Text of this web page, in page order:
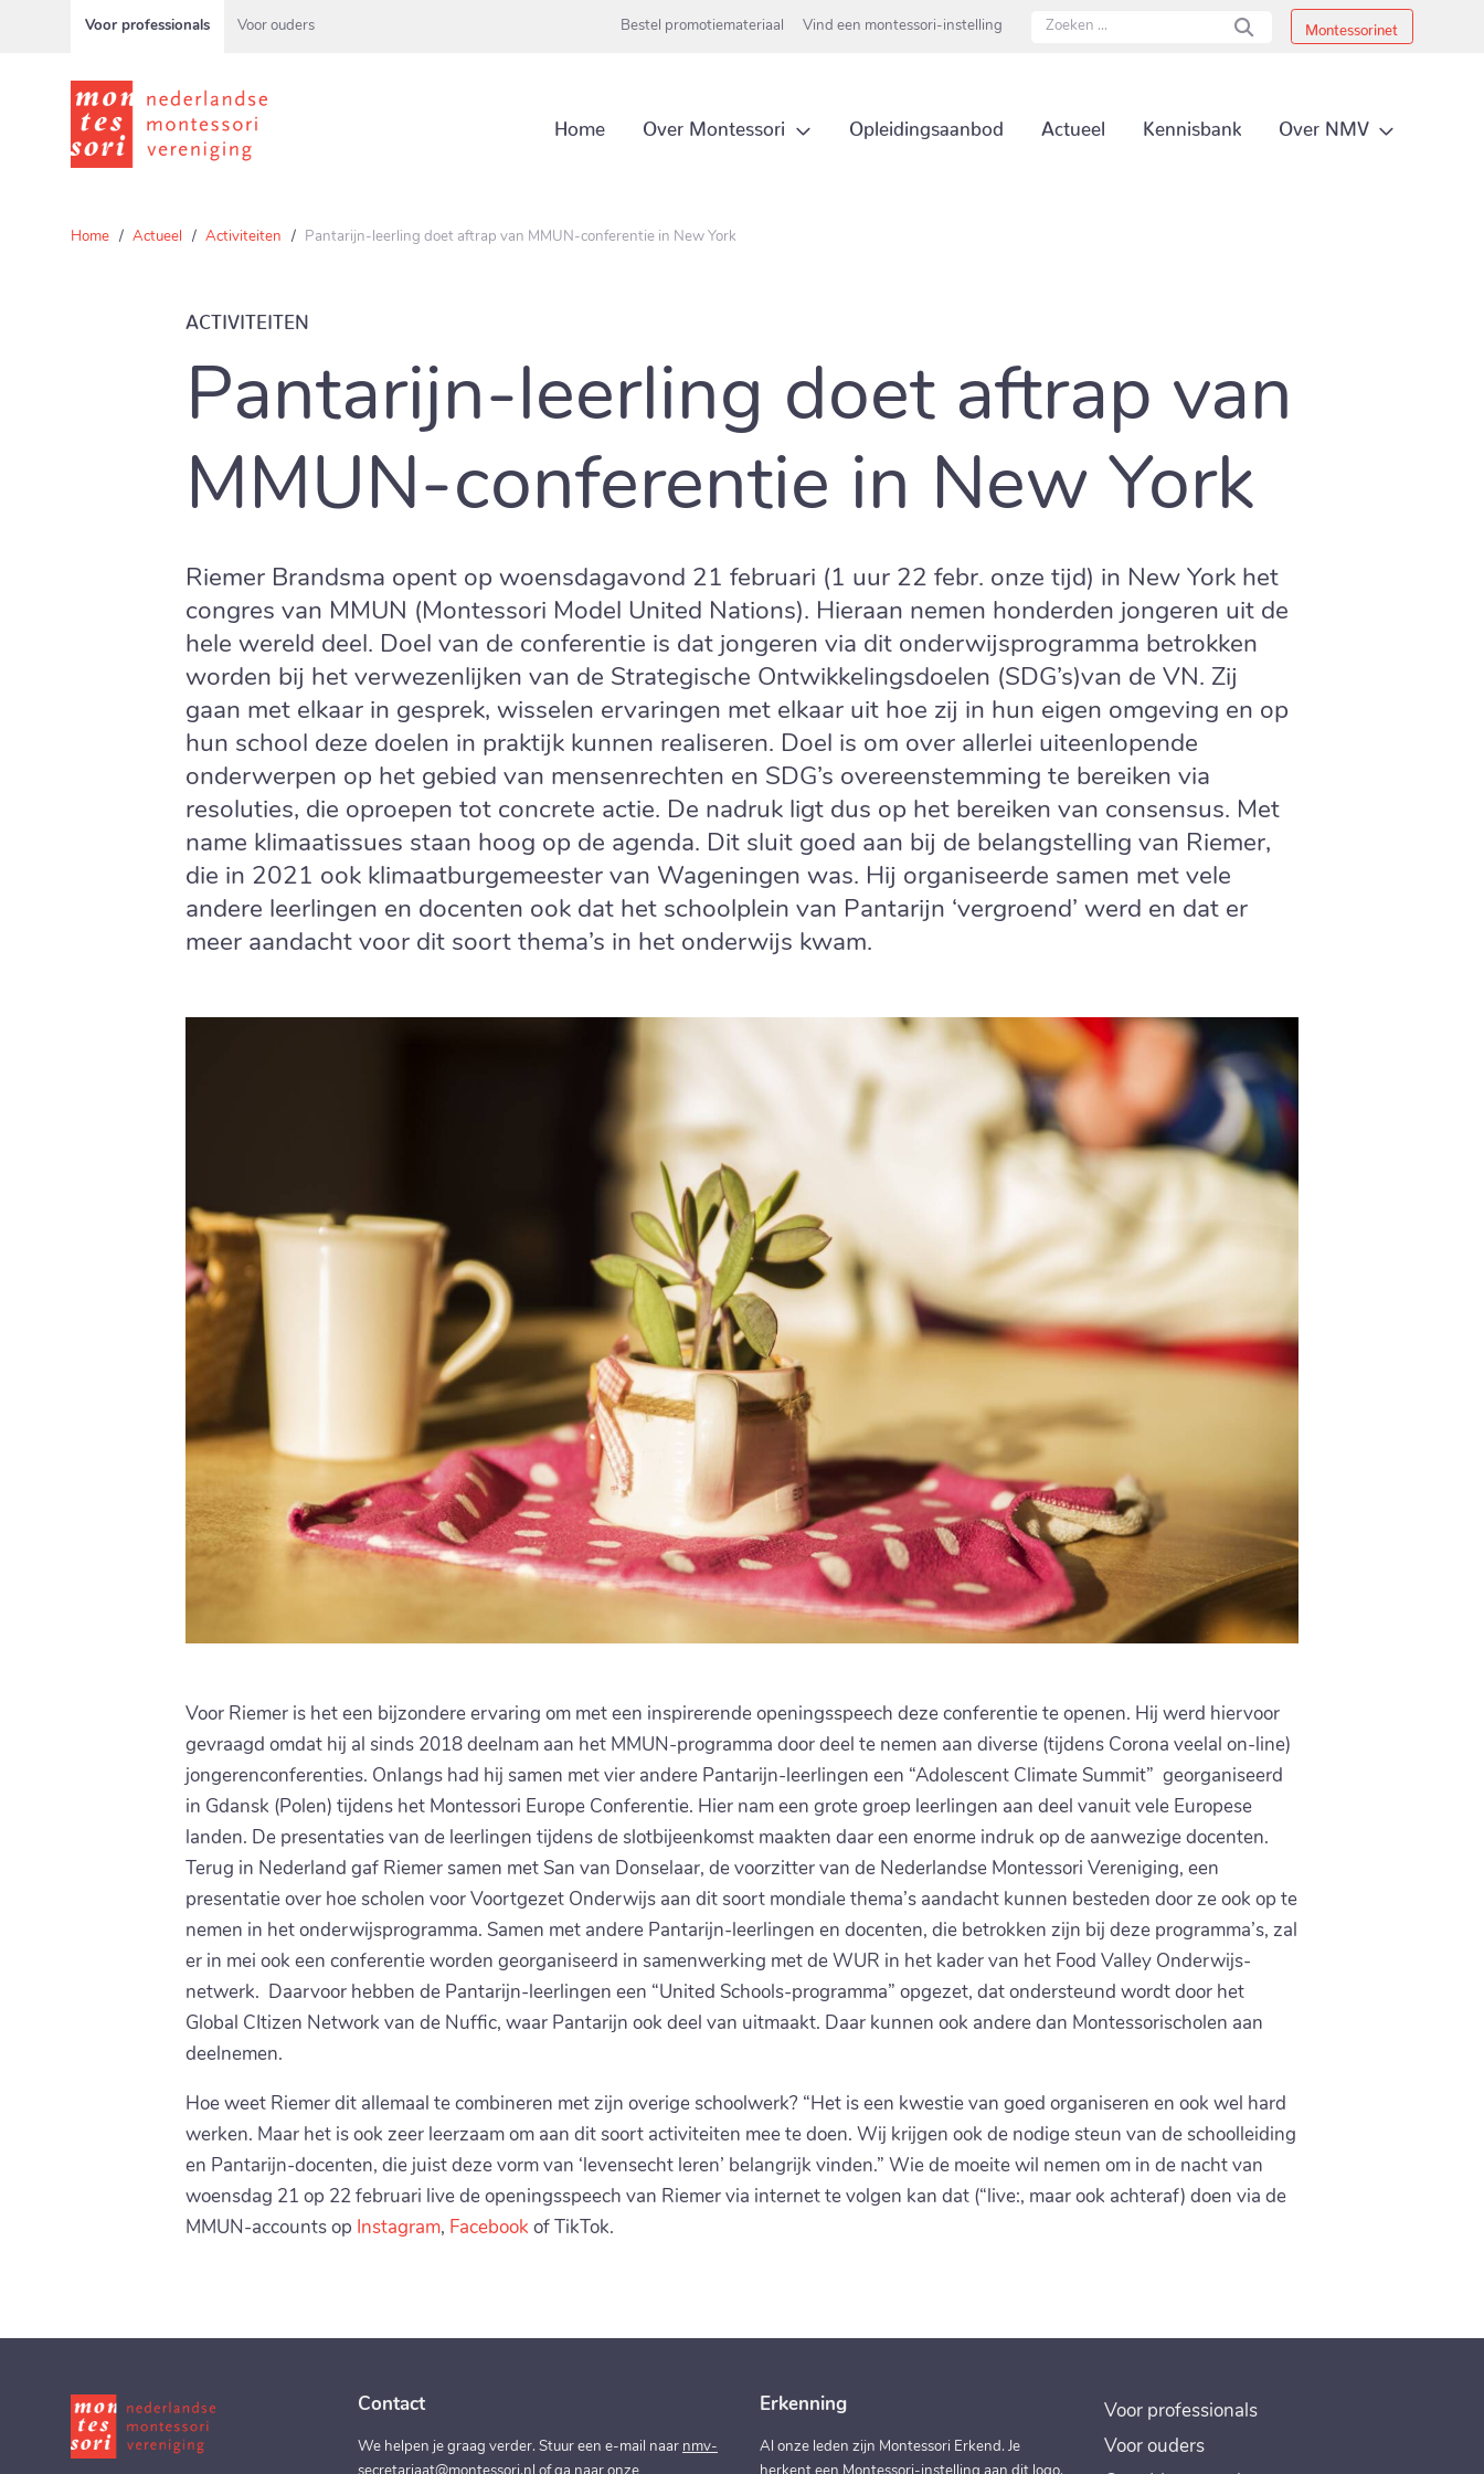
Home Actueel Activiteiten Pantarijn-leerling doet aftrap van MMUN-conferentie in New York
Pantarijn-leerling doet aftrap van
MMUN-conferentie in New York
ACTIVITEITEN
Riemer Brandsma opent op woensdagavond 21 februari (1 uur 22 febr. onze tijd) in New York het
congres van MMUN (Montessori Model United Nations). Hieraan nemen honderden jongeren uit de
hele wereld deel. Doel van de conferentie is dat jongeren via dit onderwijsprogramma betrokken
worden bij het verwezenlijken van de Strategische Ontwikkelingsdoelen (SDG’s)van de VN. Zij
gaan met elkaar in gesprek, wisselen ervaringen met elkaar uit hoe zij in hun eigen omgeving en op
hun school deze doelen in praktijk kunnen realiseren. Doel is om over allerlei uiteenlopende
onderwerpen op het gebied van mensenrechten en SDG’s overeenstemming te bereiken via
resoluties, die oproepen tot concrete actie. De nadruk ligt dus op het bereiken van consensus. Met
name klimaatissues staan hoog op de agenda. Dit sluit goed aan bij de belangstelling van Riemer,
die in 2021 ook klimaatburgemeester van Wageningen was. Hij organiseerde samen met vele
andere leerlingen en docenten ook dat het schoolplein van Pantarijn ‘vergroend’ werd en dat er
meer aandacht voor dit soort thema’s in het onderwijs kwam.
Voor Riemer is het een bijzondere ervaring om met een inspirerende openingsspeech deze conferentie te openen. Hij werd hiervoor
gevraagd omdat hij al sinds 2018 deelnam aan het MMUN-programma door deel te nemen aan diverse (tijdens Corona veelal on-line)
jongerenconferenties. Onlangs had hij samen met vier andere Pantarijn-leerlingen een “Adolescent Climate Summit” georganiseerd
in Gdansk (Polen) tijdens het Montessori Europe Conferentie. Hier nam een grote groep leerlingen aan deel vanuit vele Europese
landen. De presentaties van de leerlingen tijdens de slotbijeenkomst maakten daar een enorme indruk op de aanwezige docenten.
Terug in Nederland gaf Riemer samen met San van Donselaar, de voorzitter van de Nederlandse Montessori Vereniging, een
presentatie over hoe scholen voor Voortgezet Onderwijs aan dit soort mondiale thema’s aandacht kunnen besteden door ze ook op te
nemen in het onderwijsprogramma. Samen met andere Pantarijn-leerlingen en docenten, die betrokken zijn bij deze programma’s, zal
er in mei ook een conferentie worden georganiseerd in samenwerking met de WUR in het kader van het Food Valley Onderwijs-
netwerk. Daarvoor hebben de Pantarijn-leerlingen een “United Schools-programma” opgezet, dat ondersteund wordt door het
Global CItizen Network van de Nuffic, waar Pantarijn ook deel van uitmaakt. Daar kunnen ook andere dan Montessorischolen aan
deelnemen.
Hoe weet Riemer dit allemaal te combineren met zijn overige schoolwerk? “Het is een kwestie van goed organiseren en ook wel hard
werken. Maar het is ook zeer leerzaam om aan dit soort activiteiten mee te doen. Wij krijgen ook de nodige steun van de schoolleiding
en Pantarijn-docenten, die juist deze vorm van ‘levensecht leren’ belangrijk vinden.” Wie de moeite wil nemen om in de nacht van
woensdag 21 op 22 februari live de openingsspeech van Riemer via internet te volgen kan dat (“live:, maar ook achteraf) doen via de
MMUN-accounts op Instagram, Facebook of TikTok.
Voor professionals Voor ouders Bestel promotiemateriaal Vind een montessori-instelling Montessorinet
Home Over Montessori Opleidingsaanbod Actueel Kennisbank Over NMV
Contact
We helpen je graag verder. Stuur een e-mail naar nmv-
secretariaat@montessori.nl of ga naar onze
Erkenning
Al onze leden zijn Montessori Erkend. Je
herkent een Montessori-instelling aan dit logo.
Voor professionals
Voor ouders